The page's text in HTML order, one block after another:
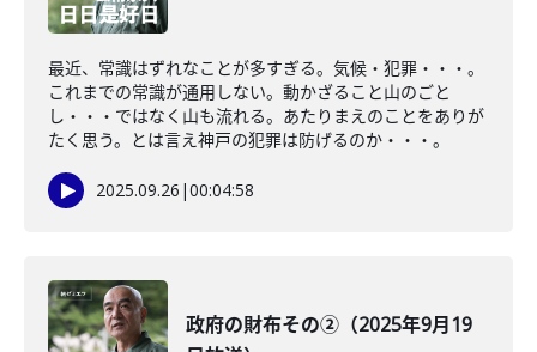
最近、常識はずれなことが多すぎる。気候・犯罪・・・。
これまでの常識が通用しない。動かざること山のごと
し・・・ではなく山も流れる。あたりまえのことをありが
たく思う。とは言え神戸の犯罪は防げるのか・・・。
2025.09.26 |00:04:58
政府の財布その②（2025年9月19